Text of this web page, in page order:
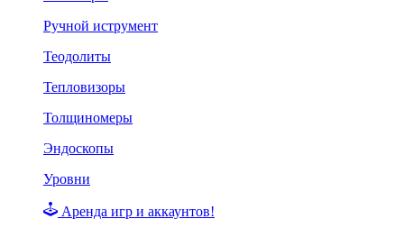
Ручной иструмент
Теодолиты
Тепловизоры
Толщиномеры
Эндоскопы
Уровни
Аренда игр и аккаунтов!